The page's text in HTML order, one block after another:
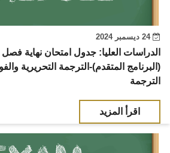
24 ديسمبر 2024
(البرنامج المتقدم)-الترجمة التحريرية
الترجمة
اقرأ المزيد